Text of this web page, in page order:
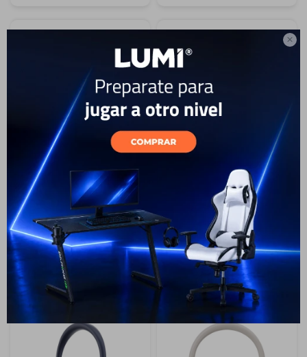

Auriculares inalámbricos
HAVIT H668BT Bluetooth -
Beige
USD
USD 29 USD26
ENVÍO A TODO EL PAÍS
25
Auriculares inalámbricos
HAVIT H668BT Bluetooth -
USD USD
ENVÍO A TODO EL PAÍS